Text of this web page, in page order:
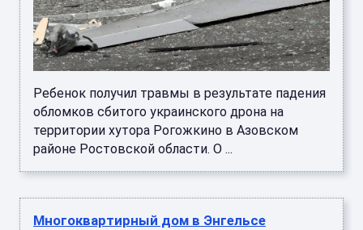
Ребенок получил травмы в результате падения
обломков сбитого украинского дрона на
территории хутора Рогожкино в Азовском
районе Ростовской области. О ...
Многоквартирный дом в Энгельсе